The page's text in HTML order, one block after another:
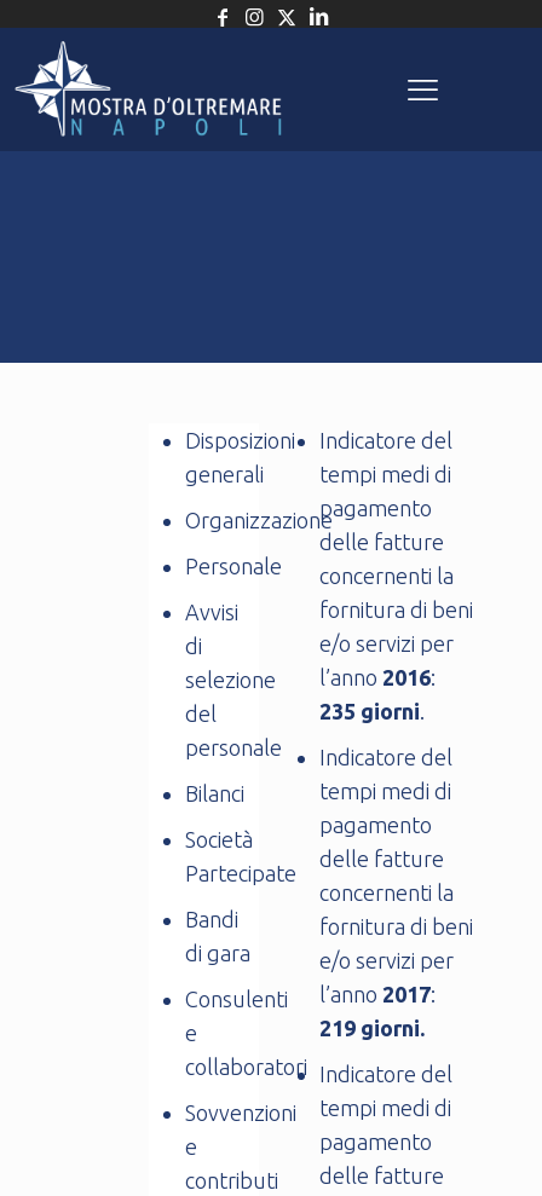
Disposizioni
generali
Organizzazione
Personale
Avvisi
di
selezione
del
personale
Bilanci
Società
Partecipate
Bandi
di gara
Consulenti
e
collaboratori
Sovvenzioni
e
contributi
Indicatore del
tempi medi di
pagamento
delle fatture
concernenti la
fornitura di beni
e/o servizi per
l’anno 2016:
235 giorni.
Indicatore del
tempi medi di
pagamento
delle fatture
concernenti la
fornitura di beni
e/o servizi per
l’anno 2017:
219 giorni.
Indicatore del
tempi medi di
pagamento
delle fatture